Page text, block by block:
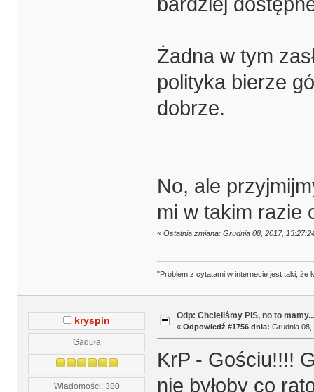
Żadna w tym
polityka bierze
dobrze.
No, ale
mi w takim razie
« Ostatnia zmiana: Grudnia 08, 2017,
"Problem z cytatami w internecie jest taki, że
kryspin
Gaduła
Wiadomości: 380
Odp: Chcieliśmy PiS, no to
« Odpowiedź #1756 dnia: Grudnia 08,
KrP - Gościu!!!!
nie byłoby co